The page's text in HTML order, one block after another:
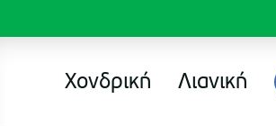
Χονδρική Λιανική